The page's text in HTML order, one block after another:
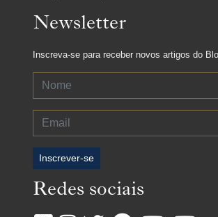
Newsletter
Inscreva-se para receber novos artigos do
Inscrever-se
Redes sociais